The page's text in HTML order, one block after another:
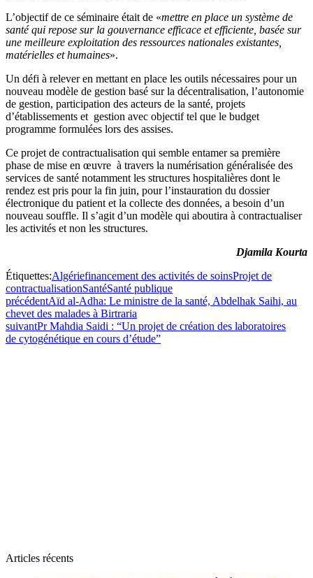
L’objectif de ce séminaire était de «mettre en place un système de
santé qui repose sur la gouvernance efficace et efficiente, basée sur
une meilleure exploitation des ressources nationales existantes,
matérielles et humaines».
Un défi à relever en mettant en place les outils nécessaires pour un
nouveau modèle de gestion basé sur la décentralisation, l’autonomie
de gestion, participation des acteurs de la santé, projets
d’établissements et gestion avec objectif tel que le budget
programme formulées lors des assises.
Ce projet de contractualisation qui semble entamer sa première
phase de mise en œuvre à travers la numérisation généralisée des
services de santé notamment les structures hospitalières dont le
rendez est pris pour la fin juin, pour l’instauration du dossier
électronique du patient et la collecte des données, a besoin d’un
nouveau souffle. Il s’agit d’un modèle qui aboutira à contractualiser
les activités et non les structures.
Djamila Kourta
Étiquettes:Algériefinancement des activités de soinsProjet de
contractualisationSantéSanté publique
précédentAïd al-Adha: Le ministre de la santé, Abdelhak Saihi, au
chevet des malades à Birtraria
suivantPr Mahdia Saidi : “Un projet de création des laboratoires
de cytogénétique en cours d’étude”
Articles récents